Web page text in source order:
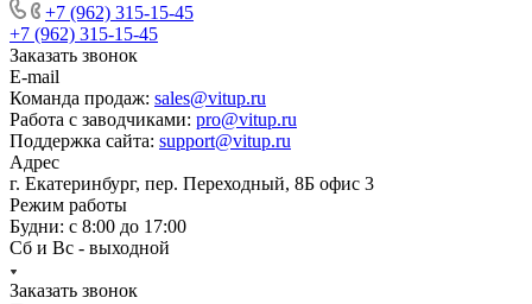
+7 (962) 315-15-45
+7 (962) 315-15-45
Заказать звонок
E-mail
Команда продаж: sales@vitup.ru
Работа с заводчиками: pro@vitup.ru
Поддержка сайта: support@vitup.ru
Адрес
г. Екатеринбург, пер. Переходный, 8Б офис 3
Режим работы
Будни: с 8:00 до 17:00
Сб и Вс - выходной
Заказать звонок